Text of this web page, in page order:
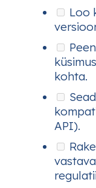
Loo
kohta.
API).